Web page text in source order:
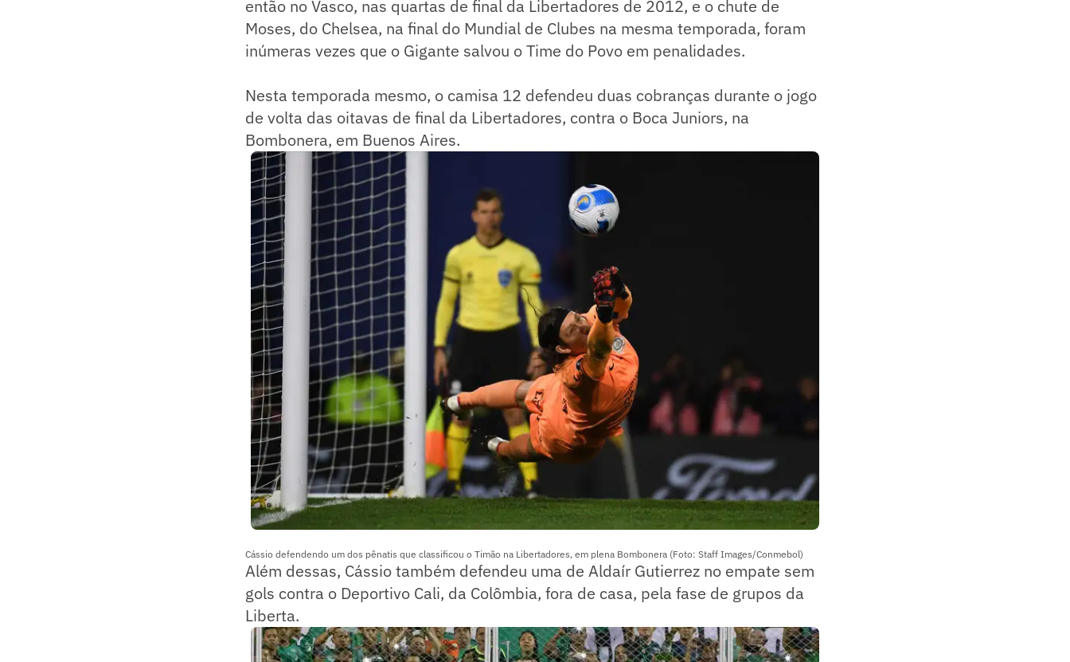
então no Vasco, nas quartas de final da Libertadores de 2012, e o chute de
Moses, do Chelsea, na final do Mundial de Clubes na mesma temporada, foram
inúmeras vezes que o Gigante salvou o Time do Povo em penalidades.
Nesta temporada mesmo, o camisa 12 defendeu duas cobranças durante o jogo
de volta das oitavas de final da Libertadores, contra o Boca Juniors, na
Bombonera, em Buenos Aires.
Cássio defendendo um dos pênatis que classificou o Timão na Libertadores, em plena Bombonera (Foto: Staff Images/Conmebol)
Além dessas, Cássio também defendeu uma de Aldaír Gutierrez no empate sem
gols contra o Deportivo Cali, da Colômbia, fora de casa, pela fase de grupos da
Liberta.